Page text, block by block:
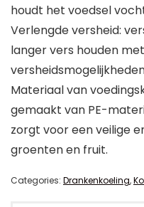
houdt het voedsel
Verlengde versheid:
langer vers houden
Materiaal van
gemaakt van PE-
zorgt voor een veilige
groenten en fruit.
Categories: Drankenkoeling,